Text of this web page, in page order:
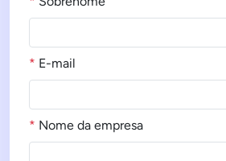
* E-mail
* Nome da empresa